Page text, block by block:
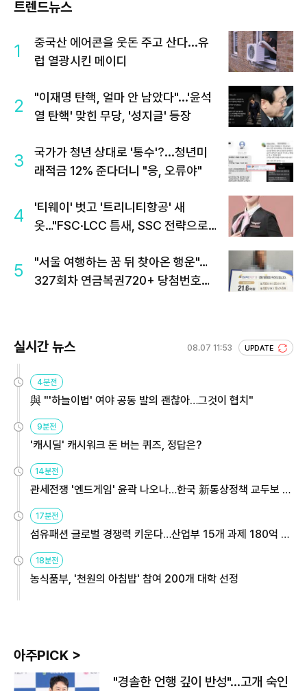
트렌드뉴스
1
중국산 에어콘을 웃돈 주고 산다...유
럽 열광시킨 메이디
2
"이재명 탄핵, 얼마 안 남았다"...'윤석
열 탄핵' 맞힌 무당, '성지글' 등장
3
국가가 청년 상대로 '통수'?...청년미
래적금 12% 준다더니 "응, 오류야"
4
'티웨이' 벗고 '트리니티항공' 새
옷…"FSC·LCC 틈새, SSC 전략으로
5
"서울 여행하는 꿈 뒤 찾아온 행운"…
327회차 연금복권720+ 당첨번호조
실시간 뉴스 08.07 11:53 UPDATE
4분전
與 "'하늘이법' 여야 공동 발의 괜찮아…그것이 협치"
9분전
'캐시딜' 캐시워크 돈 버는 퀴즈, 정답은?
14분전
관세전쟁 '엔드게임' 윤곽 나오나…한국 新통상정책 교두보 활
17분전
섬유패션 글로벌 경쟁력 키운다…산업부 15개 과제 180억 지
18분전
농식품부, '천원의 아침밥' 참여 200개 대학 선정
아주PICK >
"경솔한 언행 깊이 반성"…고개 숙인